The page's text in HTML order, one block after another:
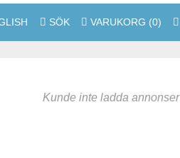
SÖK VARUKORG (0)
Kunde inte ladda annonser